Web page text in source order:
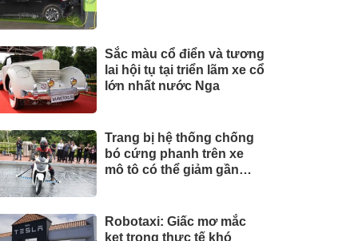
Sắc màu cổ điển và tương
lai hội tụ tại triển lãm xe cổ
lớn nhất nước Nga
Trang bị hệ thống chống
bó cứng phanh trên xe
mô tô có thể giảm gần
Robotaxi: Giấc mơ mắc
kẹt trong thực tế khó